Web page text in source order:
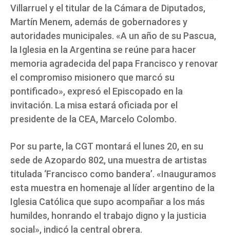
Villarruel y el titular de la Cámara de Diputados,
Martín Menem, además de gobernadores y
autoridades municipales. «A un año de su Pascua,
la Iglesia en la Argentina se reúne para hacer
memoria agradecida del papa Francisco y renovar
el compromiso misionero que marcó su
pontificado», expresó el Episcopado en la
invitación. La misa estará oficiada por el
presidente de la CEA, Marcelo Colombo.
Por su parte, la CGT montará el lunes 20, en su
sede de Azopardo 802, una muestra de artistas
titulada ‘Francisco como bandera’. «Inauguramos
esta muestra en homenaje al líder argentino de la
Iglesia Católica que supo acompañar a los más
humildes, honrando el trabajo digno y la justicia
social», indicó la central obrera.